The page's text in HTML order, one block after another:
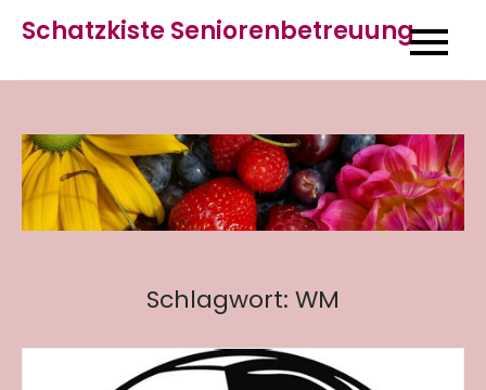
content
Schatzkiste Seniorenbetreuung
Schlagwort: WM